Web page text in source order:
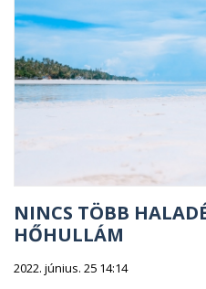
NINCS TÖBB
HŐHULLÁM
2022. június. 25 14:14